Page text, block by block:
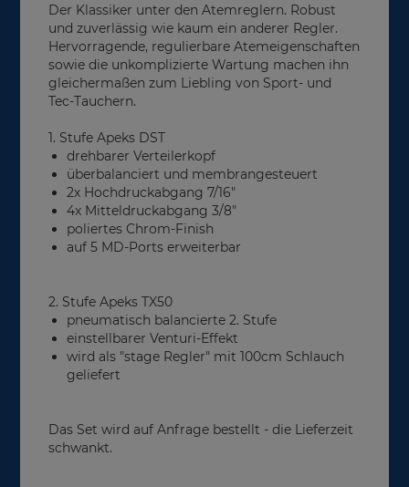
Der Klassiker unter den Atemreglern. Robust
und zuverlässig wie kaum ein anderer Regler.
Hervorragende, regulierbare Atemeigenschaften
sowie die unkomplizierte Wartung machen ihn
gleichermaßen zum Liebling von Sport- und
Tec-Tauchern.
1. Stufe Apeks DST
drehbarer Verteilerkopf
überbalanciert und membrangesteuert
2x Hochdruckabgang 7/16"
4x Mitteldruckabgang 3/8"
poliertes Chrom-Finish
auf 5 MD-Ports erweiterbar
2. Stufe Apeks TX50
pneumatisch balancierte 2. Stufe
einstellbarer Venturi-Effekt
wird als "stage Regler" mit 100cm Schlauch
geliefert
Das Set wird auf Anfrage bestellt - die Lieferzeit
schwankt.